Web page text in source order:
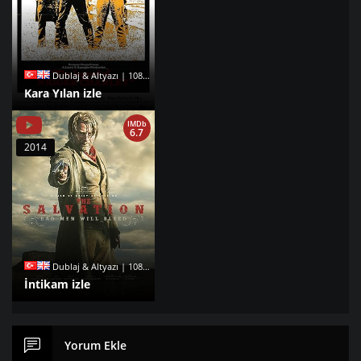
Dublaj & Altyazı | 1080p |
Kara Yılan izle
Dublaj & Altyazı | 1080p |
İntikam izle
IMDb
6.7
2014
Yorum Ekle